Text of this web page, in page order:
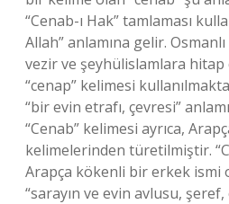
“Cenab-ı Hak” tamlaması
Allah” anlamına gelir.
vezir ve şeyhülislamlara hitap
“cenap” kelimesi
“bir evin etrafı, çevresi”
“Cenab” kelimesi ayrıca,
kelimelerinden türetilmiştir.
Arapça kökenli bir erkek ismi
“sarayın ve evin avlusu,